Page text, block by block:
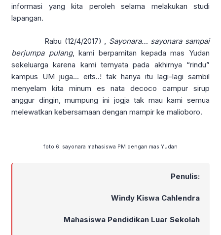
informasi yang kita peroleh selama melakukan studi
lapangan.
Rabu (12/4/2017) , Sayonara… sayonara sampai
berjumpa pulang, kami berpamitan kepada mas Yudan
sekeluarga karena kami ternyata pada akhirnya “rindu”
kampus UM juga… eits..! tak hanya itu lagi-lagi sambil
menyelam kita minum es nata decoco campur sirup
anggur dingin, mumpung ini jogja tak mau kami semua
melewatkan kebersamaan dengan mampir ke malioboro.
foto 6: sayonara mahasiswa PM dengan mas Yudan
Penulis:
Windy Kiswa Cahlendra
Mahasiswa Pendidikan Luar Sekolah